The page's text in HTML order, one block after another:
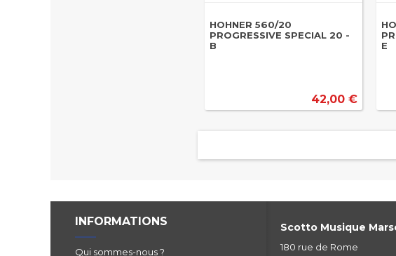
HOHNER 560/20
PROGRESSIVE SPECIAL 20 -
B
42,00 €
E
INFORMATIONS
Qui sommes-nous ?
Scotto Musique
180 rue de Rome